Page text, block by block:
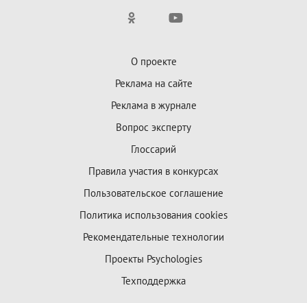
О проекте
Реклама на сайте
Реклама в журнале
Вопрос эксперту
Глоссарий
Правила участия в конкурсах
Пользовательское соглашение
Политика использования cookies
Рекомендательные технологии
Проекты Psychologies
Техподдержка